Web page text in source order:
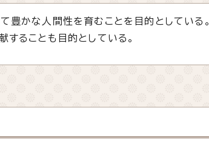
豊かな人間性を育むことを目的としている。
ることも目的としている。